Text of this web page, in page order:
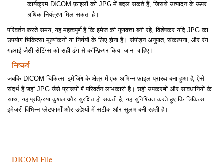
कार्यक्रम DICOM फ़ाइलों को JPG में बदल सकते हैं, जिससे उत्पादन के ऊपर
अधिक नियंत्रण मिल सकता है।
परिवर्तन करते समय, यह महत्वपूर्ण है कि इमेज की गुणवत्ता बनी रहे, विशेषकर यदि JPG का
उपयोग चिकित्सा मूल्यांकनों या निर्णयों के लिए होना है। संपीड़न अनुपात, संकल्पना, और रंग
गहराई जैसी सेटिंग्स को सही ढंग से कॉन्फ़िगर किया जाना चाहिए।
निष्कर्ष
जबकि DICOM चिकित्सा इमेजिंग के क्षेत्र में एक अभिन्न फ़ाइल प्रारूप बना हुआ है, ऐसे
संदर्भ हैं जहां JPG जैसे प्रारूपों में परिवर्तन लाभकारी है। सही उपकरणों और सावधानियों के
साथ, यह प्रक्रिया कुशल और सुरक्षित हो सकती है, यह सुनिश्चित करते हुए कि चिकित्सा
इमेजरी विभिन्न प्लेटफार्मों और उद्देश्यों में सटीक और सुलभ बनी रहती है।
DICOM File